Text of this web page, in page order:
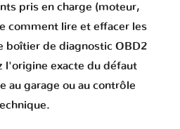
pris en charge (moteur,
comment lire et effacer les
boîtier de diagnostic OBD2
l'origine exacte du défaut
au garage ou au contrôle